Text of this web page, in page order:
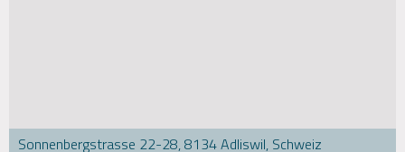
Sonnenbergstrasse 22-28, 8134 Adliswil, Schweiz